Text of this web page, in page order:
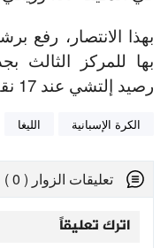
بها للمركز الثالث
رصيد إلتشي عند 17 نقطة في المركز قبل الأخير.
الكرة الإسبانية الليغا
تعليقات الزوار ( 0 )
اترك تعليقاً